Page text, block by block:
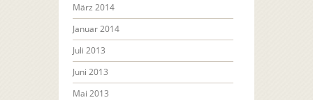
März 2014
Januar 2014
Juli 2013
Juni 2013
Mai 2013